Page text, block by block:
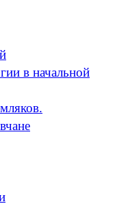
в начальной